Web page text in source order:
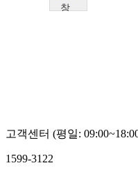
창
고객센터 (평일:
1599-3122